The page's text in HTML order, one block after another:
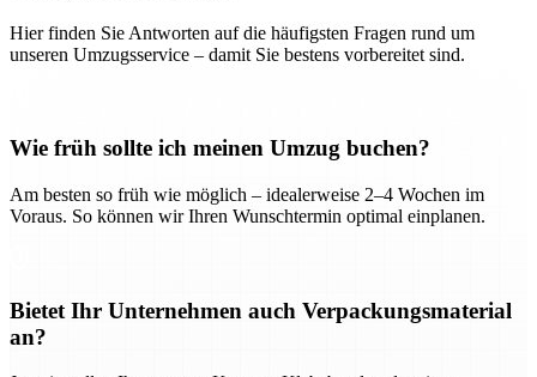
Hier finden Sie Antworten auf die häufigsten Fragen rund um
unseren Umzugsservice – damit Sie bestens vorbereitet sind.
Wie früh sollte ich meinen Umzug buchen?
Am besten so früh wie möglich – idealerweise 2–4 Wochen im
Voraus. So können wir Ihren Wunschtermin optimal einplanen.
Bietet Ihr Unternehmen auch Verpackungsmaterial
an?